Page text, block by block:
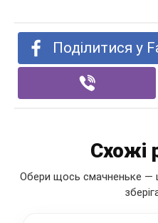
Поділитися у
Схожі
Обери щось смачненьке —